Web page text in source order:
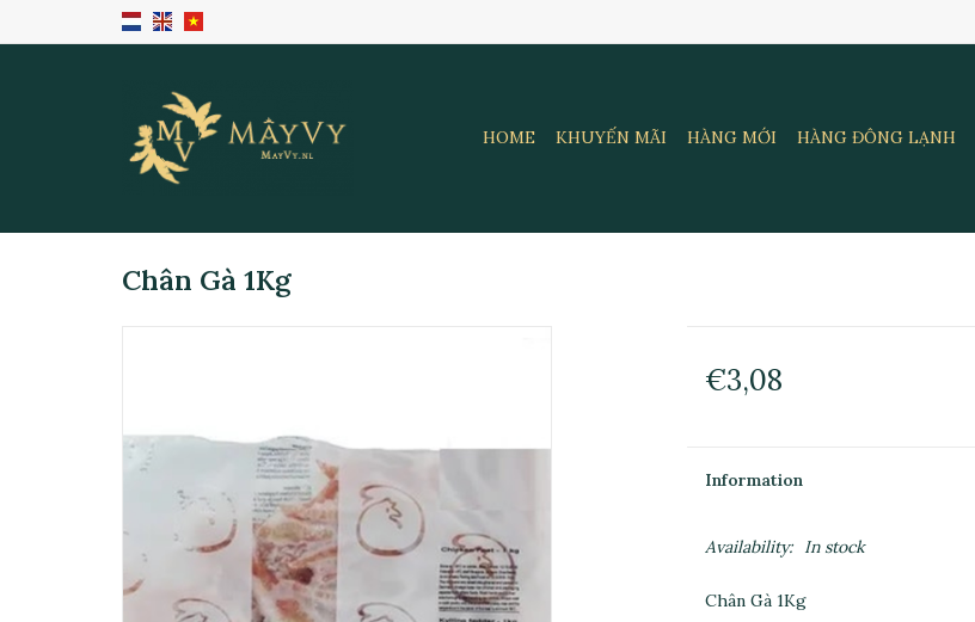
HOME KHUYẾN MÃI HÀNG MỚI HÀNG ĐÔNG LẠNH
Chân Gà 1Kg
€3,08
Information
Availability: In stock
Chân Gà 1Kg